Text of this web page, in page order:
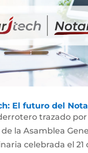
El futuro del
trazado por
la Asamblea
celebrada el 21